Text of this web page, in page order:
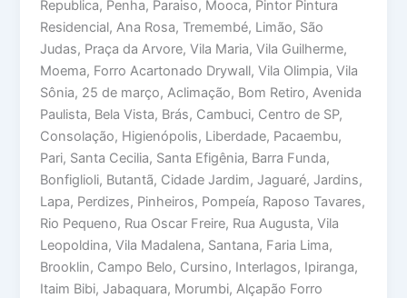
Republica, Penha, Paraiso, Mooca, Pintor Pintura
Residencial, Ana Rosa, Tremembé, Limão, São
Judas, Praça da Arvore, Vila Maria, Vila Guilherme,
Moema, Forro Acartonado Drywall, Vila Olimpia, Vila
Sônia, 25 de março, Aclimação, Bom Retiro, Avenida
Paulista, Bela Vista, Brás, Cambuci, Centro de SP,
Consolação, Higienópolis, Liberdade, Pacaembu,
Pari, Santa Cecilia, Santa Efigênia, Barra Funda,
Bonfiglioli, Butantã, Cidade Jardim, Jaguaré, Jardins,
Lapa, Perdizes, Pinheiros, Pompeía, Raposo Tavares,
Rio Pequeno, Rua Oscar Freire, Rua Augusta, Vila
Leopoldina, Vila Madalena, Santana, Faria Lima,
Brooklin, Campo Belo, Cursino, Interlagos, Ipiranga,
Itaim Bibi, Jabaquara, Morumbi, Alçapão Forro